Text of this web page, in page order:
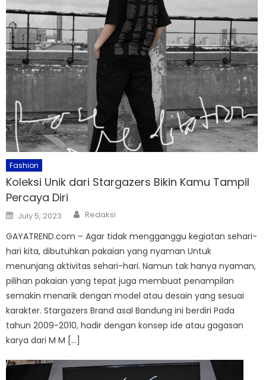
Fashion
Koleksi Unik dari Stargazers Bikin Kamu Tampil
Percaya Diri
Posted
on
July 5, 2023 Author
Redaksi
GAYATREND.com – Agar tidak mengganggu kegiatan sehari-
hari kita, dibutuhkan pakaian yang nyaman Untuk
menunjang aktivitas sehari-hari. Namun tak hanya nyaman,
pilihan pakaian yang tepat juga membuat penampilan
semakin menarik dengan model atau desain yang sesuai
karakter. Stargazers Brand asal Bandung ini berdiri Pada
tahun 2009-2010, hadir dengan konsep ide atau gagasan
karya dari M M […]